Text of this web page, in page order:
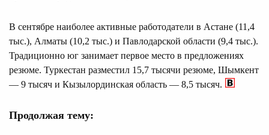
В сентябре наиболее активные работодатели в Астане (11,4
тыс.), Алматы (10,2 тыс.) и Павлодарской области (9,4 тыс.).
Традиционно юг занимает первое место в предложениях
резюме. Туркестан разместил 15,7 тысячи резюме, Шымкент
— 9 тысяч и Кызылординская область — 8,5 тысяч.
Продолжая тему: